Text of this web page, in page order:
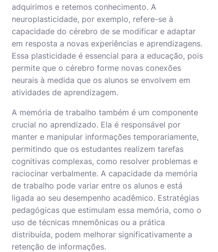
adquirimos e retemos conhecimento. A
neuroplasticidade, por exemplo, refere-se à
capacidade do cérebro de se modificar e adaptar
em resposta a novas experiências e aprendizagens.
Essa plasticidade é essencial para a educação, pois
permite que o cérebro forme novas conexões
neurais à medida que os alunos se envolvem em
atividades de aprendizagem.
A memória de trabalho também é um componente
crucial no aprendizado. Ela é responsável por
manter e manipular informações temporariamente,
permitindo que os estudantes realizem tarefas
cognitivas complexas, como resolver problemas e
raciocinar verbalmente. A capacidade da memória
de trabalho pode variar entre os alunos e está
ligada ao seu desempenho acadêmico. Estratégias
pedagógicas que estimulam essa memória, como o
uso de técnicas mnemônicas ou a prática
distribuída, podem melhorar significativamente a
retenção de informações.